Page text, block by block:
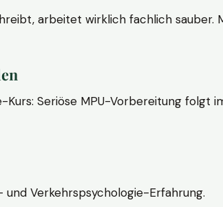
arbeitet wirklich fachlich
Kurs: Seriöse MPU-Vorbereitung folgt
Verkehrspsychologie-Erfahrung.